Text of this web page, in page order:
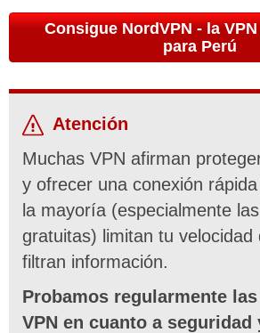
Consigue NordVPN - la
para Perú
Atención
Muchas VPN afirman
y ofrecer una conexión
la mayoría (especialmente
gratuitas) limitan tu velocidad
filtran información.
Probamos regularmente
VPN en cuanto a